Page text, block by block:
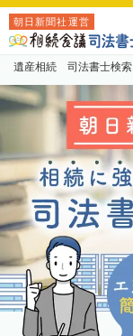
朝日新聞社運営
遺産相続 司法書士検索